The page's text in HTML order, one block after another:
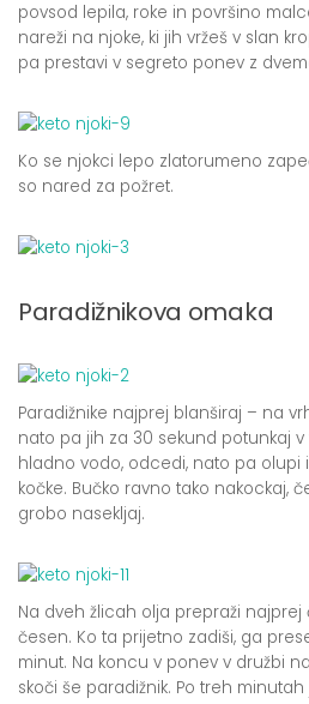
povsod lepila, roke in površino
nareži na njoke, ki jih vržeš v slan
pa prestavi v segreto ponev z
Ko se njokci lepo zlatorumeno
so nared za požret.
Paradižnikova omaka
Paradižnike najprej blanširaj – na
nato pa jih za 30 sekund potunkaj v
hladno vodo, odcedi, nato pa olupi
kočke. Bučko ravno tako nakockaj,
grobo nasekljaj.
Na dveh žlicah olja prepraži
česen. Ko ta prijetno zadiši, ga
minut. Na koncu v ponev v družbi
skoči še paradižnik. Po treh